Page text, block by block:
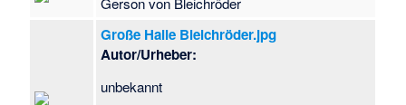
Große Halle Bleichröder.jpg
Autor/Urheber:
unbekannt